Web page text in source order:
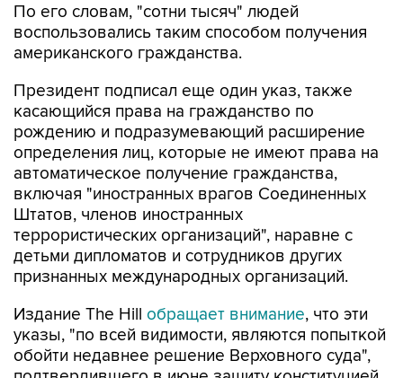
По его словам, "сотни тысяч" людей
воспользовались таким способом получения
американского гражданства.
Президент подписал еще один указ, также
касающийся права на гражданство по
рождению и подразумевающий расширение
определения лиц, которые не имеют права на
автоматическое получение гражданства,
включая "иностранных врагов Соединенных
Штатов, членов иностранных
террористических организаций", наравне с
детьми дипломатов и сотрудников других
признанных международных организаций.
Издание The Hill обращает внимание, что эти
указы, "по всей видимости, являются попыткой
обойти недавнее решение Верховного суда",